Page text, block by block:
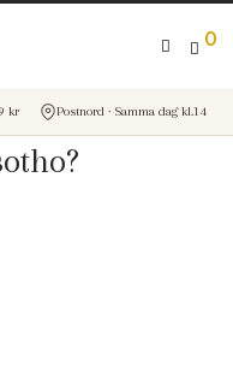
0
kr Postnord · Samma dag kl.14